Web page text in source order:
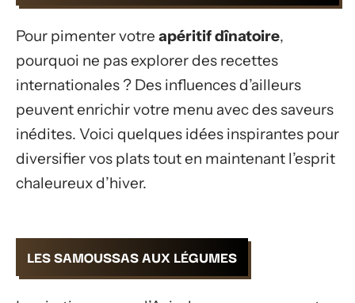
Pour pimenter votre apéritif dînatoire,
pourquoi ne pas explorer des recettes
internationales ? Des influences d’ailleurs
peuvent enrichir votre menu avec des saveurs
inédites. Voici quelques idées inspirantes pour
diversifier vos plats tout en maintenant l’esprit
chaleureux d’hiver.
LES SAMOUSSAS AUX LÉGUMES